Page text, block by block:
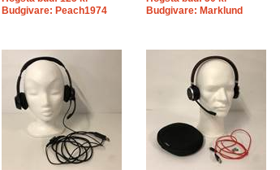
Budgivare: Peach1974
Budgivare: Marklund